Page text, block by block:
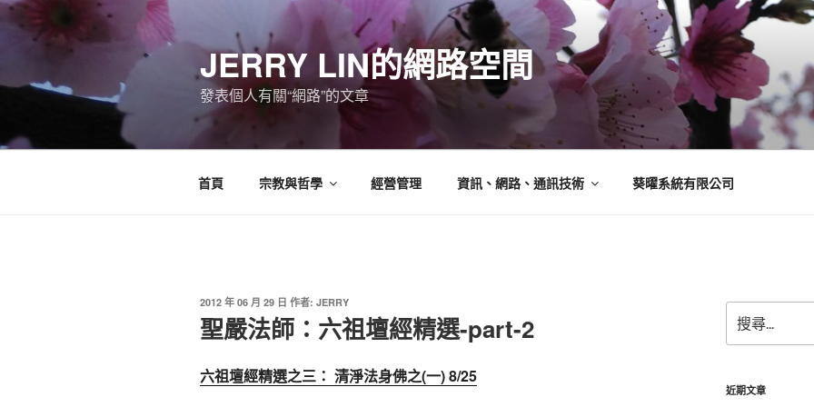
跳
JERRY LIN的網路空間
發表個人有關“網路”的文章
首頁 宗教與哲學 經營管理 資訊、網路、通訊技術 葵曜系統有限公司
發
佈
於
2012 年 06 月 29 日 作者: JERRY
聖嚴法師：六祖壇經精選-part-2
六祖壇經精選之三： 清淨法身佛之(一) 8/25
尋
關
字:
近期文章